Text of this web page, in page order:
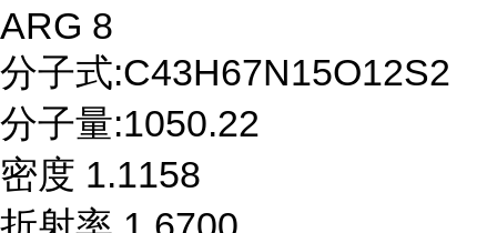
ARG 8
分子式:C43H67N15O12S2
分子量:1050.22
密度 1.1158